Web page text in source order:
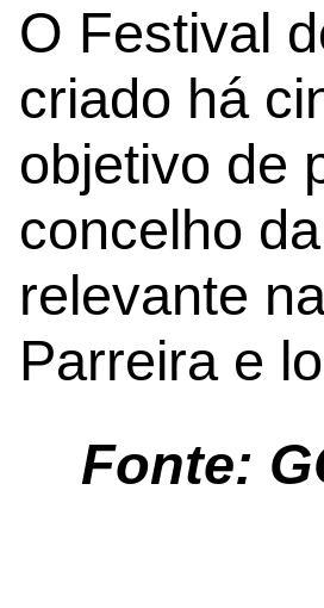
O Festival
criado há
objetivo de
concelho
relevante
Parreira e
Fonte: